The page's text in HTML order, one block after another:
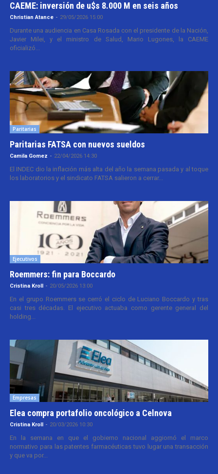
CAEME: inversión de u$s 8.000 M en seis años
Christian Atance - 29/05/2026 15:00
Durante una audiencia en Casa Rosada con el presidente de la Nación,
Javier Milei, y el ministro de Salud, Mario Lugones, la CAEME
oficializó...
Paritarias
Paritarias FATSA con nuevos sueldos
Camila Gomez - 22/04/2026 14:30
El INDEC dio la inflación más alta del año la semana pasada y al toque
los laboratorios y el sindicato FATSA salieron a cerrar...
Ejecutivos
Roemmers: fin para Boccardo
Cristina Kroll - 20/05/2026 13:00
En el grupo Roemmers se cerró el ciclo de Luciano Boccardo y tras
casi tres décadas. El ejecutivo actuaba como gerente general del
holding...
Empresas
Elea compra portafolio oncológico a Celnova
Cristina Kroll - 20/03/2026 10:30
En la semana en que el gobierno nacional aggiornó el marco
normativo para las patentes farmacéuticas tuvo lugar una transacción
y que va por...